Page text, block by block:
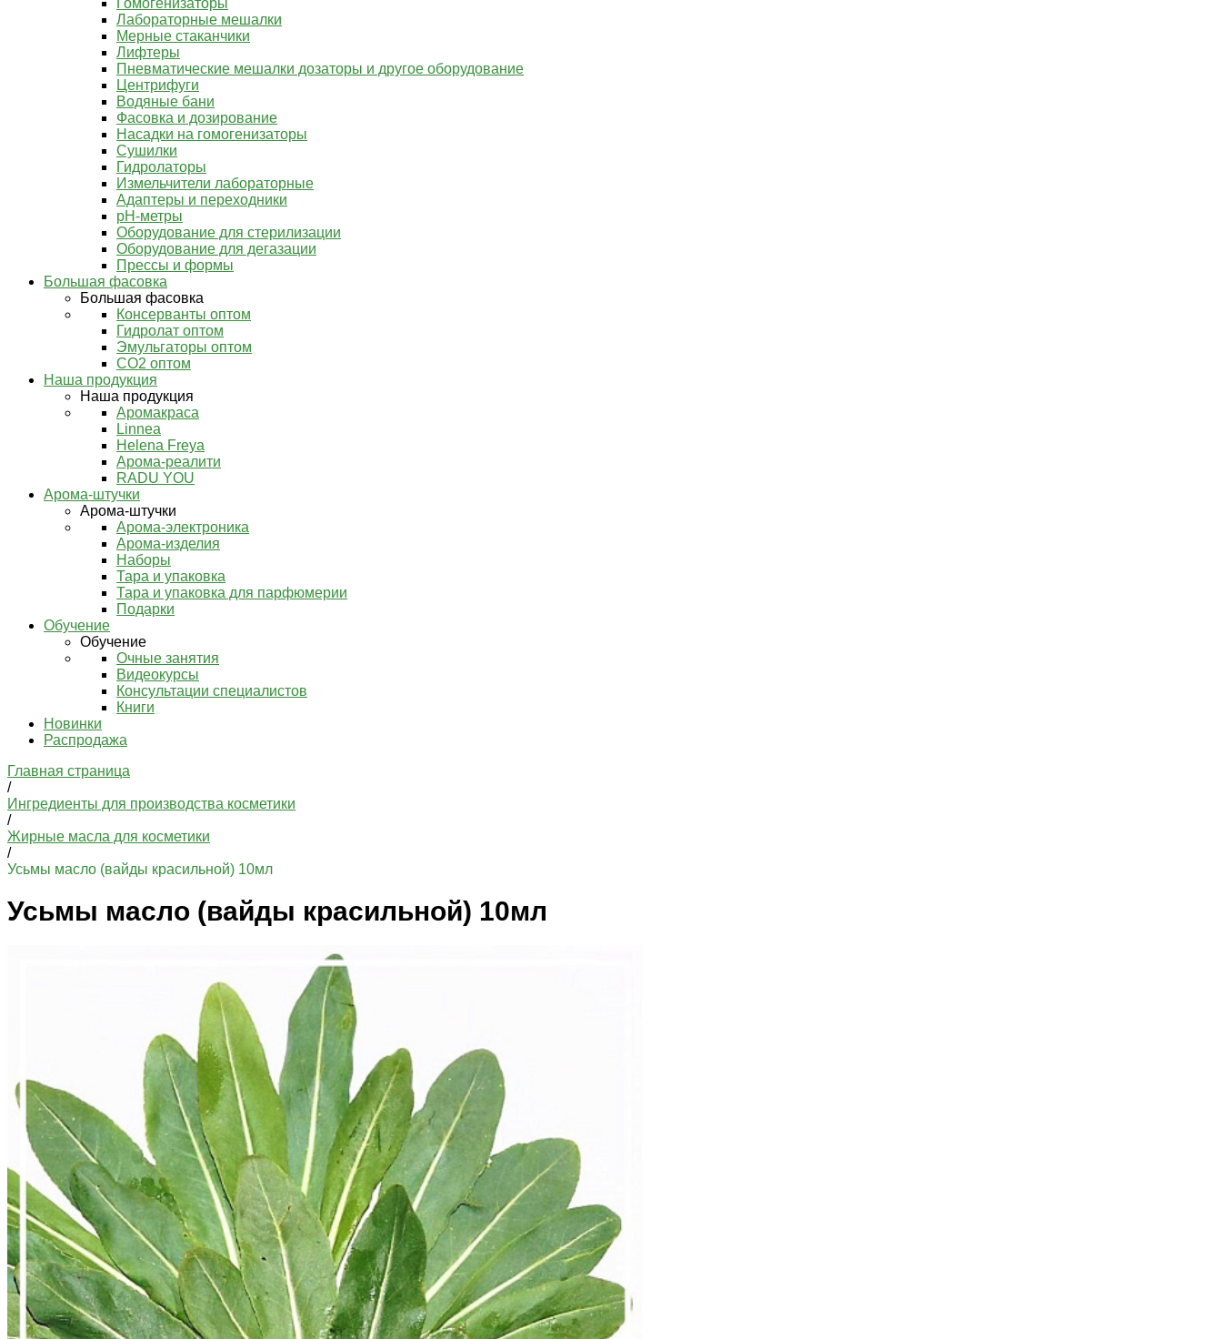
Гомогенизаторы
Лабораторные мешалки
Мерные стаканчики
Лифтеры
Пневматические мешалки дозаторы и другое оборудование
Центрифуги
Водяные бани
Фасовка и дозирование
Насадки на гомогенизаторы
Сушилки
Гидролаторы
Измельчители лабораторные
Адаптеры и переходники
pH-метры
Оборудование для стерилизации
Оборудование для дегазации
Прессы и формы
Большая фасовка
Большая фасовка
Консерванты оптом
Гидролат оптом
Эмульгаторы оптом
СО2 оптом
Наша продукция
Наша продукция
Аромакраса
Linnea
Helena Freya
Арома-реалити
RADU YOU
Арома-штучки
Арома-штучки
Арома-электроника
Арома-изделия
Наборы
Тара и упаковка
Тара и упаковка для парфюмерии
Подарки
Обучение
Обучение
Очные занятия
Видеокурсы
Консультации специалистов
Книги
Новинки
Распродажа
Главная страница
/
Ингредиенты для производства косметики
/
Жирные масла для косметики
/
Усьмы масло (вайды красильной) 10мл
Усьмы масло (вайды красильной) 10мл